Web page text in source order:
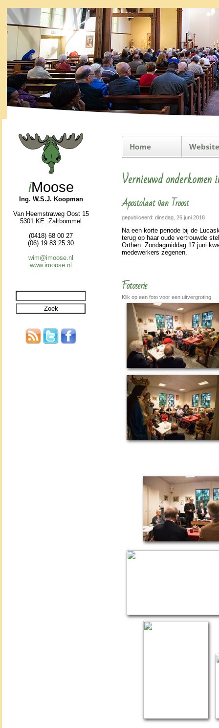
iMoose
Ing. W.S.J. Koopman
Van Heemstraweg Oost 15
5301 KE Zaltbommel
(0418) 68 00 27
(06) 19 83 25 30
wim@imoose.nl
www.imoose.nl
Home
Vernieuwd onderkomen
Apostolaat van Troost
gepubliceerd: dinsdag, 26 juni 2018
Na een korte periode bij de
terug op haar oude ver­trouwde
Orthen. Zondag­mid­dag 17 juni
mede­wer­kers zegenen.
Fotoserie
Klik op een foto voor een uitvergroting.